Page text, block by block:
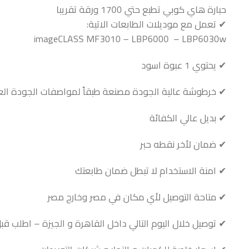
حبارة هاي كوبي تطبع حتي 1700 ورقة تقريبا
✔ تعمل مع موديلات الطابعات الاتية:
imageCLASS MF3010 – LBP6000 – LBP6030w
✔ يحتوي 1 عبوة اسود
✔ خرطوشة عالية الجودة مصنعة طبقاً لمواصفات الجودة العالمية ايزو
✔ بديل عالي الكفائة
✔ ضمان لأخر نقطه حبر
✔ امنة الاستخدام لا تبطل ضمان طابعتك
✔ متاحة التوصيل لأي مكان في مصر وخارج مصر
✔ توصيل خلال اليوم التالي داخل القاهرة و الجيزة – اطلب قبل الساعة